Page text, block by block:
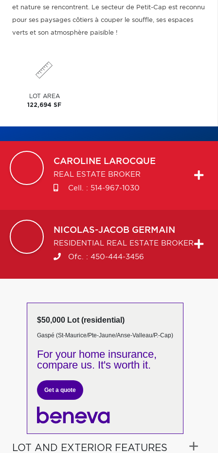
et nature se rencontrent. Le secteur de Petit-Cap est reconnu
pour ses paysages côtiers à couper le souffle, ses espaces
verts et son atmosphère paisible !
LOT AREA
122,694 SF
CAROLINE LAROCQUE
REAL ESTATE BROKER
Cell. : 514-967-1030
NICOLAS-JACOB GERMAIN
RESIDENTIAL REAL ESTATE BROKER
Ofc. : 450-444-3456
$50,000 Lot (residential)
Gaspé (St-Maurice/Pte-Jaune/Anse-Valleau/P.-Cap)
For your home insurance,
compare us. It's worth it.
Get a quote
LOT AND EXTERIOR FEATURES